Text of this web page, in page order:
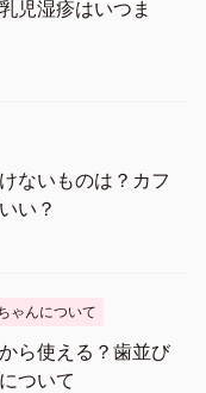
児湿疹はいつま
ないものは？カフ
い？
ゃんについて
ら使える？歯並び
ついて